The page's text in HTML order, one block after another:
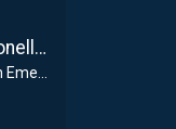
Fittipaldi: strijd tussen Antonelli en Russell is goed voor F1